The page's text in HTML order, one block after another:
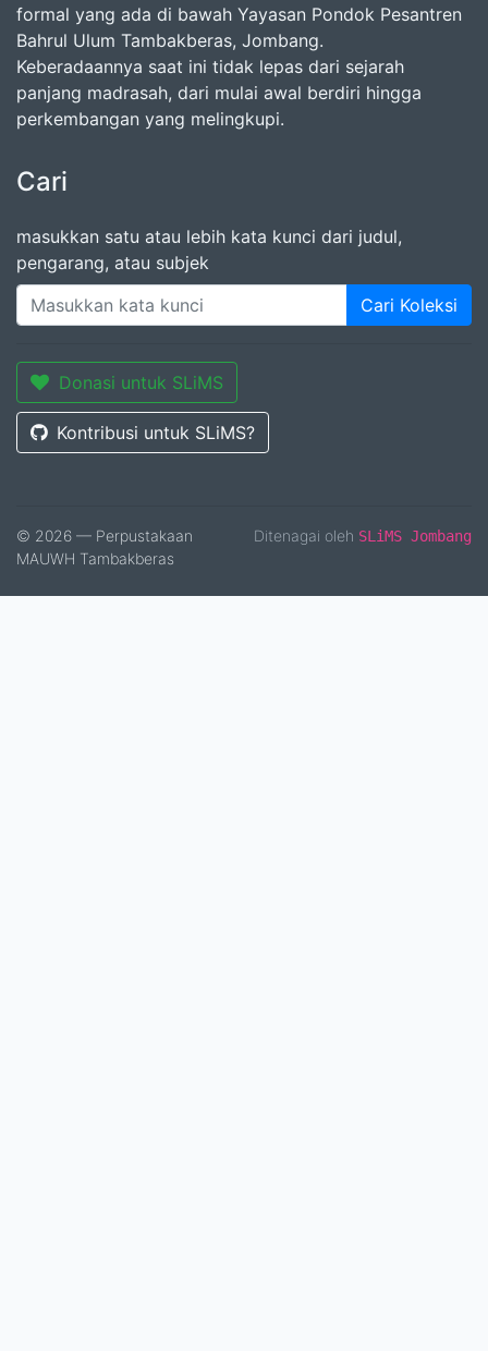
formal yang ada di bawah Yayasan Pondok Pesantren
Bahrul Ulum Tambakberas, Jombang.
Keberadaannya saat ini tidak lepas dari sejarah
panjang madrasah, dari mulai awal berdiri hingga
perkembangan yang melingkupi.
Cari
masukkan satu atau lebih kata kunci dari judul,
pengarang, atau subjek
Cari Koleksi
Donasi untuk SLiMS
Kontribusi untuk SLiMS?
© 2026 — Perpustakaan
MAUWH Tambakberas
Ditenagai oleh SLiMS Jombang